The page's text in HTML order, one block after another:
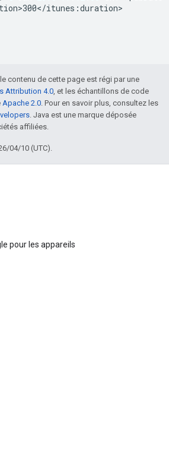
</itunes :duration
contenu de cette page est régi par une
Attribution 4.0, et les échantillons de code
Apache 2.0. Pour en savoir plus, consultez les
. Java est une marque déposée
affiliées.
04/10 (UTC).
pour les appareils